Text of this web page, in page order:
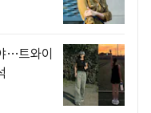
…트와이